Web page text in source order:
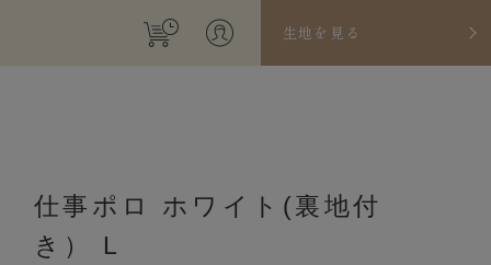
生地を見る
仕事ポロ ホワイト(裏地付
き） L